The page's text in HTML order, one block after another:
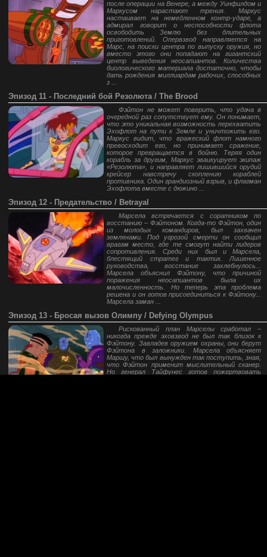
после операции на Венере, а между Уинфилдом и
Маркусом нарастают трения. Маркус
настаивает на немедленном контр-ударе, а
адмирал говорит о неспособности флота
освободить Землю без длительных
приготовлений. Опервзвод направляется на
Марс, на поиски центра по выпуску оружия, но
вместо этого они попадают на гигантский
центр выведения неосапиантов. Количества
биологического материала достаточно, чтобы
дать рождения миллиардам рабочих, способных
з ...
Эпизод 11 - Последний бой Резолюта / The Brood
Фэйтон не может поверить, что удача в
очередной раз сопутствует ему. Он понимает,
что это уникальная возможность перехватить
Эхофлот на пути к Земле и уничтожить его.
Маркус видит, что вражеский флот намного
превосходит его, но принимает сражение,
которое превращается в бойню. Теряя один
корабль за другим, Маркус эваикуирует экипаж
«Резолюта», и направляет лишившийся орудий
крейсер навстречу скоплению кораблей
противника. Один грандиозный взрыв, и флагман
Эхофлота вместе с дюжино ...
Эпизод 12 - Предательство / Betrayal
Марсела встречается с соратником по
восстанию – Фэйтоном. Когда-то Фэйтон, один
из молодых командиров, был захвачен
землянами. Под угрозой смерти он сообщил
врагам место, где те смогут найти лидеров
сопротивления. Среди них был и Марсела,
блестящий стратег и тактик. Лишенное
руководства, восстание захлебнулось...
Марсела объяснил Фэйтону, что причиной
поражения неосапиантов была их
малочисленность. Но теперь эта проблема
решена и он готов присоединиться к Фэйтону...
Марсела заман ...
Эпизод 13 - Бросая вызов Олимпу / Defying Olympus
Рискованный план Марселы сработал –
никогда прежде эховзвод не был так близок к
Фэйтону. Завладев оружием охраны, они берут
Фэйтона в заложники. Марсела объясняет
Маршу, что был вынужден так поступить, зная,
что Фэйтон применит мыслительный сканер.
Но генерал Тайфунес готов пожертвовать